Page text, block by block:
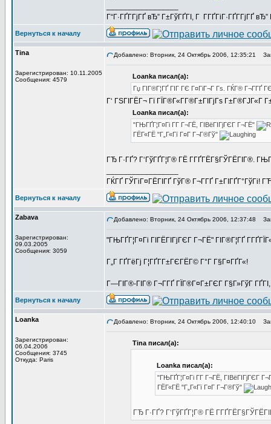
Г“Г·ГҐГ­ГјГҐ вЂ” Г±ГўГҐГІ, Г Г­ГҐГіГ·ГҐГ­ГјГҐ
Вернуться к началу
Tina
Зарегистрирован: 10.11.2005
Сообщения: 4579
Добавлено: Вторник, 24 Октябрь 2006, 12:35:21
Loanka писал(а):
Гџ ГІГ®Г¦ГҐ ГІГ ГЄ Г¤ГіГ¬Г Гѕ. ГЌГ® Г¬Г­ГҐ
Г‘ ГЅГІГЁГ¬ Гї ГЇГ®Г«Г­Г®Г±ГІГјГѕ Г±Г®ГЈГ«Г
Loanka писал(а):
"ГЊГҐГ¦Г¤Гі Г­Г Г¬ГЁ, ГІВёГІГјГЄГ Г¬ГЁ"
ГЁГ«ГЁ "Г„Г«Гї Г¤Г Г¬Г®Гў"
ГЂ Г·ГҐ? Г‘ГўГҐГ¦Г® ГЁ Г­ГҐГЁГ§ГЎГЁГІГ®.
ГЌГҐ ГЎГіГ¤ГЁГІГҐ ГўГ® Г¬Г­ГҐ Г±ГІГҐГ°ГўГі!
Вернуться к началу
Zabava
Зарегистрирован:
09.03.2005
Сообщения: 3059
Добавлено: Вторник, 24 Октябрь 2006, 12:37:48
"ГЊГҐГ¦Г¤Гі ГІГЁГІГјГЄГ Г¬ГЁ" ГІГ®Г¦ГҐ
Г„Г ГҐГёГј Г¦ГҐГ­Г±ГЄГЁГ© Г°Г Г§Г¤ГҐГ«!
Г—ГІГ®-ГІГ® Г¬Г­ГҐ ГЇГ®Г¤Г±ГЄГ Г§Г»ГўГ
Вернуться к началу
Loanka
Зарегистрирован:
06.04.2006
Сообщения: 3745
Откуда: Paris
Добавлено: Вторник, 24 Октябрь 2006, 12:40:10
Tina писал(а):
Loanka писал(а):
"ГЊГҐГ¦Г¤Гі Г­Г Г¬ГЁ, ГІВёГІГјГЄГ
ГЁГ«ГЁ "Г„Г«Гї Г¤Г Г¬Г®Гў"
ГЂ Г·ГҐ? Г‘ГўГҐГ¦Г® ГЁ